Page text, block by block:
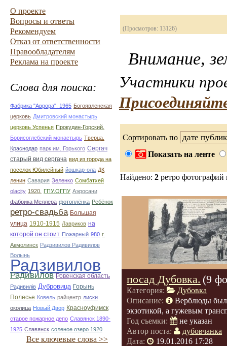
О проекте
Вопросы и ответы
Рекомендуем
Отказ от ответственности
Правообладателям
Реклама на проекте
Слова для поиска:
Фабрика "Аврора". 1965 Богоявленская
церковь Дмитровский монастырь
церковь Успенья Прокудин-Горский.
Борисоглебский монастырь Тверца.
Краснодар парк им. Горького Сергач
старый вид сергача вид из города на
поселок Юбилейный йошкар-ола ДК
ленин Савария Зеленко Сомбатхей
olacity 1920. ГПУ.ОГПУ Аэросани
фабрика Меллера фотоплёнка Ребёнок
ретро-свадьба Большая
улица 1910-1915 Лавриков на
которой он стоит Пожарный 980 г.
Акмолинск Радзивилов Радивилов
Волынь
Радзивилов
Радивилов Ровенская область
Радивилiв Дубровица Горынь
Полесье Ковель райцентр лиски
околица Новый Двор Красноуфимск
старое пожарное депо Славянск 1890-
1925 Славянск соленое озеро 1920
Все ключевые слова >>
(Просмотров: 13126)
Внимание,
Участники
Сортировать по
Показать на ленте
Найдено: 2 ретро
посад Дубовка. (9
Категория:
Дубовка
Описание:
Верблюды
экзотикой, а гужевым
Год съемки:
не указан
Автор поста:
дубовчанка
Дата:
19.01.2016 17:28